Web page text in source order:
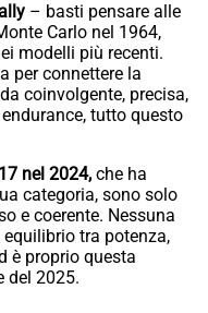
– basti pensare alle
Carlo nel 1964,
modelli più recenti.
per connettere la
coinvolgente, precisa,
tutto questo
nel 2024, che ha
categoria, sono solo
e coerente. Nessuna
tra potenza,
è proprio questa
del 2025.